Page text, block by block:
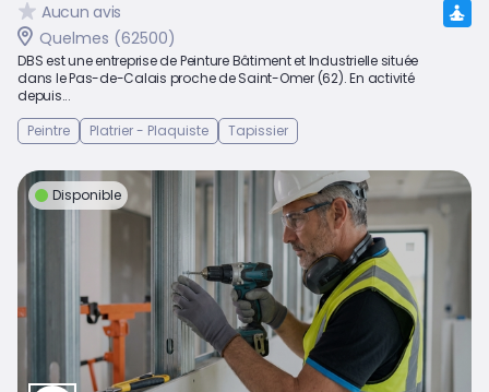
Aucun avis
Quelmes (62500)
DBS est une entreprise de Peinture Bâtiment et Industrielle située
dans le Pas-de-Calais proche de Saint-Omer (62). En activité
depuis...
Peintre
Platrier - Plaquiste Tapissier
Disponible